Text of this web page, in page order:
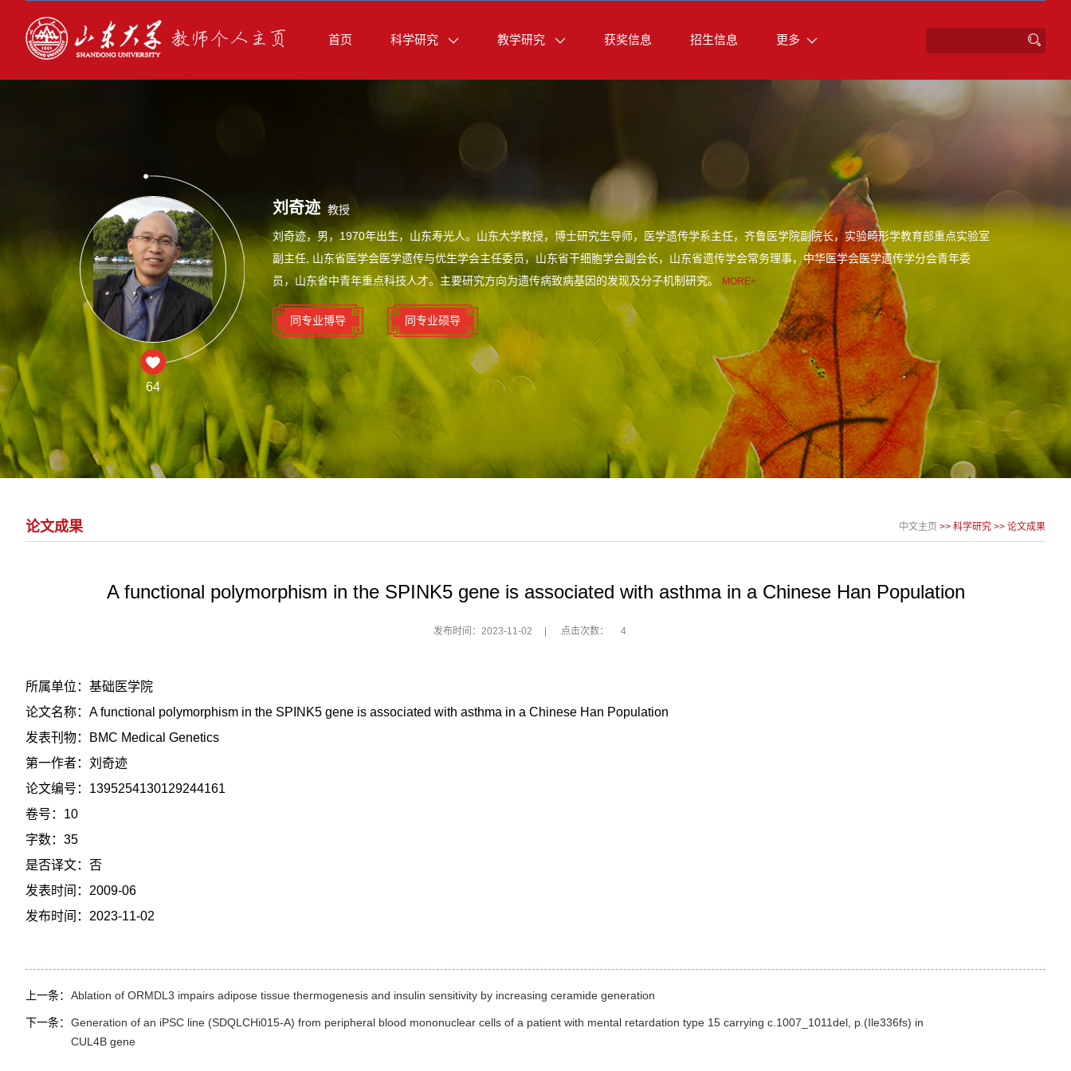
首页 科学研究 教学研究 获奖信息 招生信息 更多
64
刘奇迹 教授
刘奇迹，男，1970年出生，山东寿光人。山东大学教授，博士研究生导师，医学遗传学系主任，齐鲁医学院副院长，实验畸形学教育部重点实验室
副主任, 山东省医学会医学遗传与优生学会主任委员，山东省干细胞学会副会长，山东省遗传学会常务理事，中华医学会医学遗传学分会青年委
员，山东省中青年重点科技人才。主要研究方向为遗传病致病基因的发现及分子机制研究。
MORE+
同专业博导 同专业硕导
论文成果 中文主页 >> 科学研究 >> 论文成果
A functional polymorphism in the SPINK5 gene is associated with asthma in a Chinese Han Population
发布时间：2023-11-02 点击次数： 4
所属单位：基础医学院
论文名称：A functional polymorphism in the SPINK5 gene is associated with asthma in a Chinese Han Population
发表刊物：BMC Medical Genetics
第一作者：刘奇迹
论文编号：1395254130129244161
卷号：10
字数：35
是否译文：否
发表时间：2009-06
发布时间：2023-11-02
上一条： Ablation of ORMDL3 impairs adipose tissue thermogenesis and insulin sensitivity by increasing ceramide generation
下一条： Generation of an iPSC line (SDQLCHi015-A) from peripheral blood mononuclear cells of a patient with mental retardation type 15 carrying c.1007_1011del, p.(Ile336fs) in
CUL4B gene